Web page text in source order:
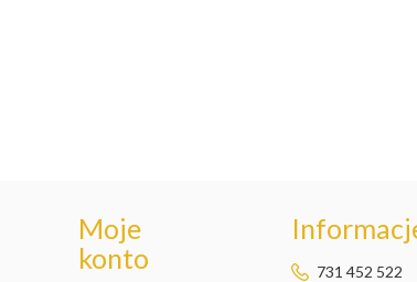
Moje
konto
731 452 522